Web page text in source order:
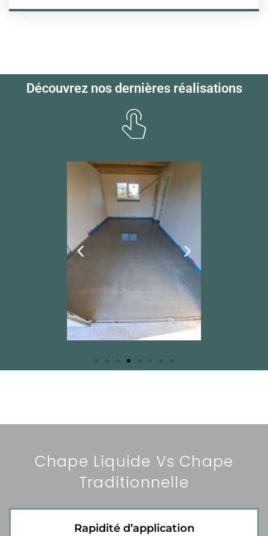
Découvrez nos dernières réalisations
Chape Liquide Vs Chape
Traditionnelle
Rapidité d’application